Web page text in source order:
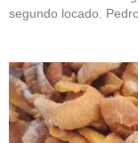
segundo locado.